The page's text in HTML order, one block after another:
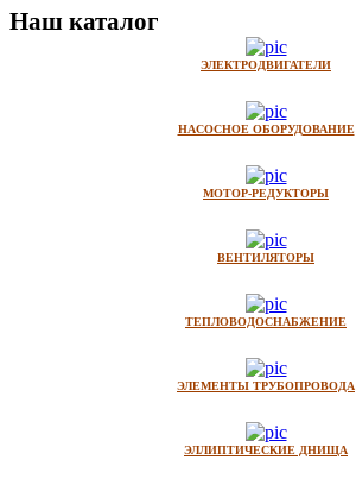
Наш каталог
ЭЛЕКТРОДВИГАТЕЛИ
НАСОСНОЕ ОБОРУДОВАНИЕ
МОТОР-РЕДУКТОРЫ
ВЕНТИЛЯТОРЫ
ТЕПЛОВОДОСНАБЖЕНИЕ
ЭЛЕМЕНТЫ ТРУБОПРОВОДА
ЭЛЛИПТИЧЕСКИЕ ДНИЩА